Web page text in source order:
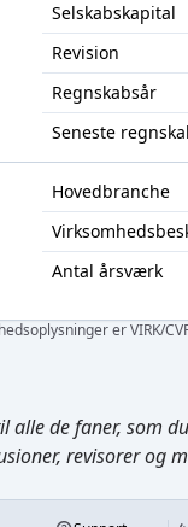
Selskabskapital
Revision
Regnskabsår
Seneste
Hovedbranche
Antal årsværk
er VIRK/
de faner, som
revisorer og